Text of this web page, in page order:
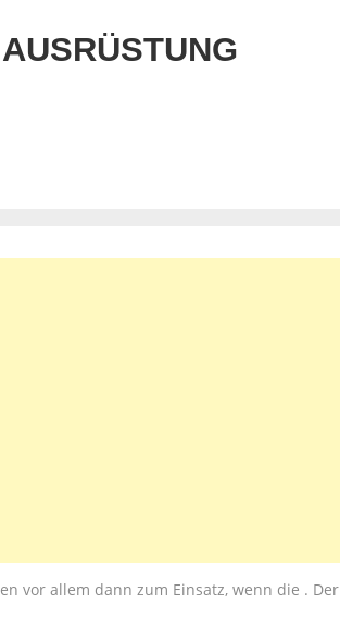
vor allem dann zum Einsatz, wenn die . Der